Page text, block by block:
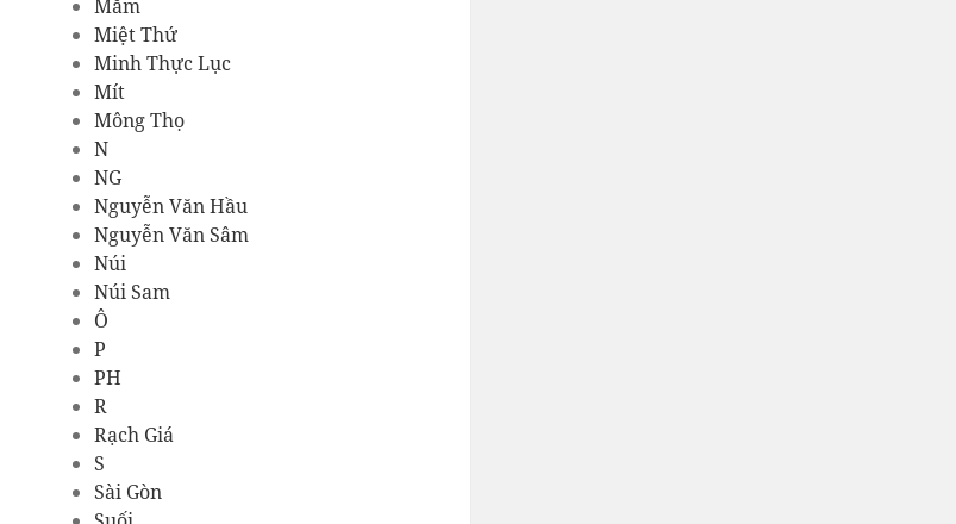
Mắm
Miệt Thứ
Minh Thực Lục
Mít
Mông Thọ
N
NG
Nguyễn Văn Hầu
Nguyễn Văn Sâm
Núi
Núi Sam
Ô
P
PH
R
Rạch Giá
S
Sài Gòn